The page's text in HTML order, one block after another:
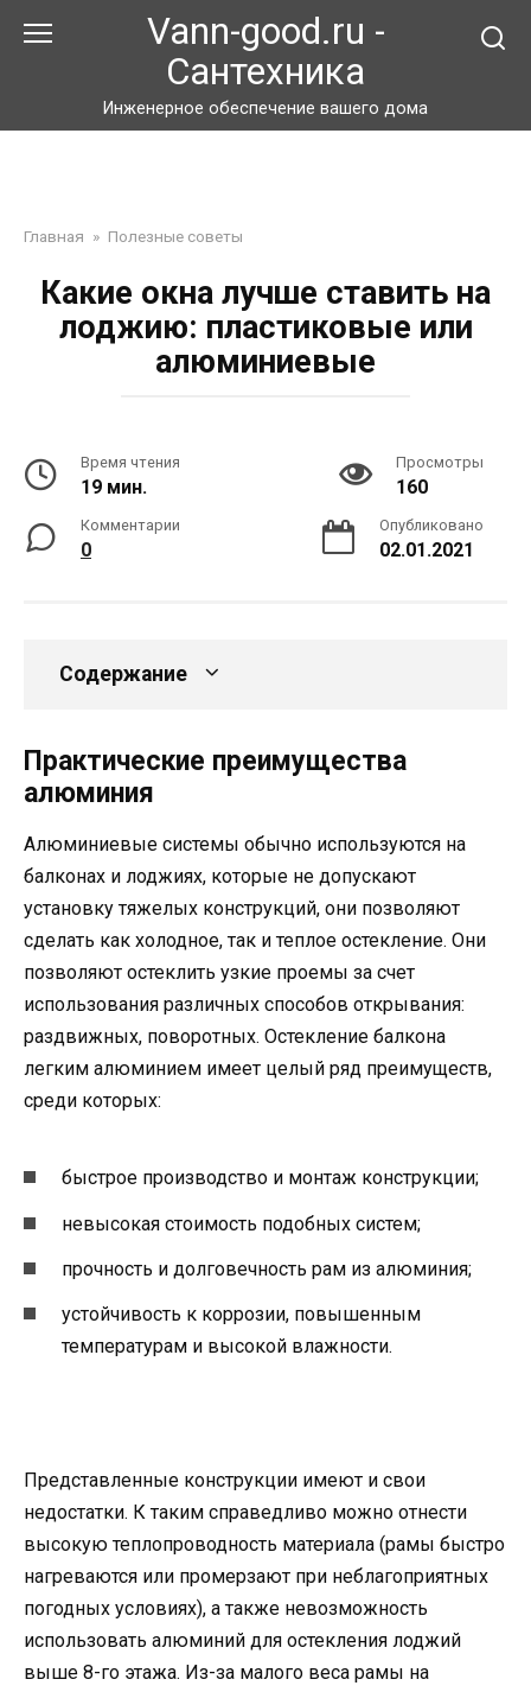
Vann-good.ru -
Сантехника
Инженерное обеспечение вашего дома
Главная » Полезные советы
Какие окна лучше ставить на
лоджию: пластиковые или
алюминиевые
Время чтения
19 мин.
Просмотры
160
Комментарии
0
Опубликовано
02.01.2021
Содержание
Практические преимущества
алюминия
Алюминиевые системы обычно используются на
балконах и лоджиях, которые не допускают
установку тяжелых конструкций, они позволяют
сделать как холодное, так и теплое остекление. Они
позволяют остеклить узкие проемы за счет
использования различных способов открывания:
раздвижных, поворотных. Остекление балкона
легким алюминием имеет целый ряд преимуществ,
среди которых:
быстрое производство и монтаж конструкции;
невысокая стоимость подобных систем;
прочность и долговечность рам из алюминия;
устойчивость к коррозии, повышенным
температурам и высокой влажности.
Представленные конструкции имеют и свои
недостатки. К таким справедливо можно отнести
высокую теплопроводность материала (рамы быстро
нагреваются или промерзают при неблагоприятных
погодных условиях), а также невозможность
использовать алюминий для остекления лоджий
выше 8-го этажа. Из-за малого веса рамы на